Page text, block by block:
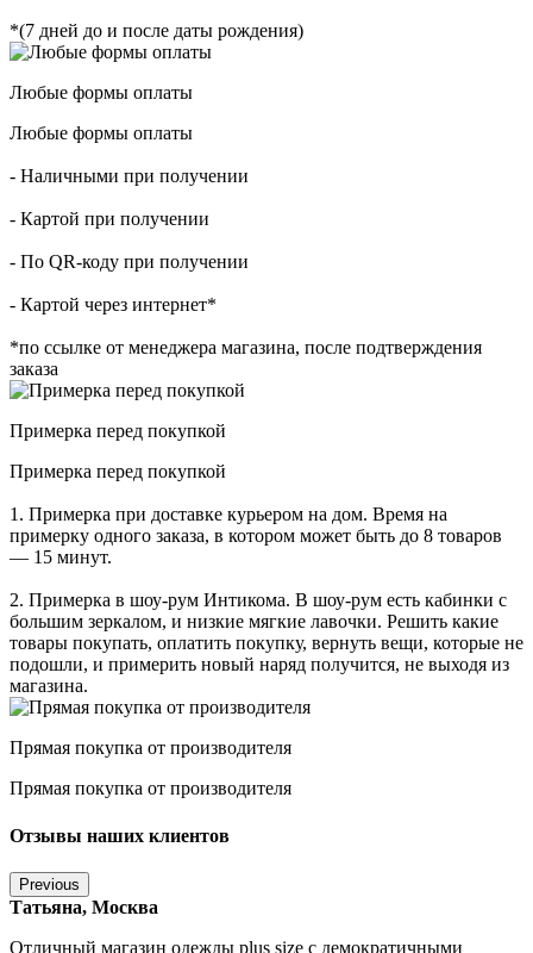
*(7 дней до и после даты рождения)
Любые формы оплаты
Любые формы оплаты
- Наличными при получении
- Картой при получении
- По QR-коду при получении
- Картой через интернет*
*по ссылке от менеджера магазина, после подтверждения
заказа
Примерка перед покупкой
Примерка перед покупкой
1. Примерка при доставке курьером на дом. Время на
примерку одного заказа, в котором может быть до 8 товаров
— 15 минут.
2. Примерка в шоу-рум Интикома. В шоу-рум есть кабинки с
большим зеркалом, и низкие мягкие лавочки. Решить какие
товары покупать, оплатить покупку, вернуть вещи, которые не
подошли, и примерить новый наряд получится, не выходя из
магазина.
Прямая покупка от производителя
Прямая покупка от производителя
Отзывы наших клиентов
Previous